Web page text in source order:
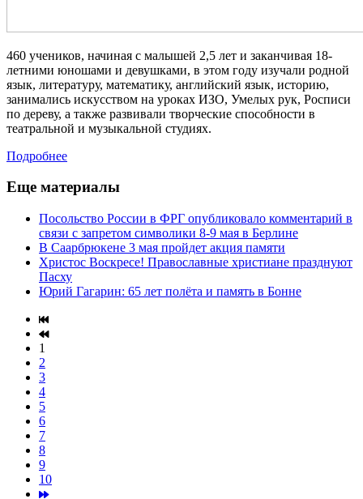
460 учеников, начиная с малышей 2,5 лет и заканчивая 18-
летними юношами и девушками, в этом году изучали родной
язык, литературу, математику, английский язык, историю,
занимались искусством на уроках ИЗО, Умелых рук, Росписи
по дереву, а также развивали творческие способности в
театральной и музыкальной студиях.
Подробнее
Еще материалы
Посольство России в ФРГ опубликовало комментарий в
связи с запретом символики 8-9 мая в Берлине
В Саарбрюкене 3 мая пройдет акция памяти
Христос Воскресе! Православные христиане празднуют
Пасху
Юрий Гагарин: 65 лет полёта и память в Бонне
1
2
3
4
5
6
7
8
9
10